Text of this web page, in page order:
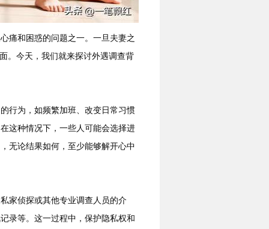
痛和困惑的问题之一。一旦夫妻之
。今天，我们就来探讨外遇调查背
行为，如频繁加班、改变日常习惯
这种情况下，一些人可能会选择进
无论结果如何，至少能够解开心中
家侦探或其他专业调查人员的介
录等。这一过程中，保护隐私权和